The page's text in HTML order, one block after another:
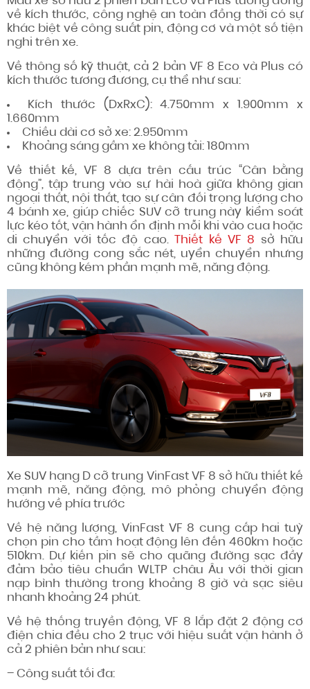
về kích thước, công nghệ an toàn đồng thời có sự
khác biệt về công suất pin, động cơ và một số tiện
nghi trên xe.
Về thông số kỹ thuật, cả 2 bản VF 8 Eco và Plus có
kích thước tương đương, cụ thể như sau:
Kích thước (DxRxC): 4.750mm x 1.900mm x
1.660mm
Chiều dài cơ sở xe: 2.950mm
Khoảng sáng gầm xe không tải: 180mm
Về thiết kế, VF 8 dựa trên cấu trúc “Cân bằng
động”, tập trung vào sự hài hoà giữa không gian
ngoại thất, nội thất, tạo sự cân đối trọng lượng cho
4 bánh xe, giúp chiếc SUV cỡ trung này kiểm soát
lực kéo tốt, vận hành ổn định mỗi khi vào cua hoặc
di chuyển với tốc độ cao.
Thiết kế VF 8 sở hữu
những đường cong sắc nét, uyển chuyển nhưng
cũng không kém phần mạnh mẽ, năng động.
Xe SUV hạng D cỡ trung VinFast VF 8 sở hữu thiết kế
mạnh mẽ, năng động, mô phỏng chuyển động
hướng về phía trước
Về hệ năng lượng, VinFast VF 8 cung cấp hai tuỳ
chọn pin cho tầm hoạt động lên đến 460km hoặc
510km. Dự kiến pin sẽ cho quãng đường sạc đầy
đảm bảo tiêu chuẩn WLTP châu Âu với thời gian
nạp bình thường trong khoảng 8 giờ và sạc siêu
nhanh khoảng 24 phút.
Về hệ thống truyền động, VF 8 lắp đặt 2 động cơ
điện chia đều cho 2 trục với hiệu suất vận hành ở
cả 2 phiên bản như sau:
– Công suất tối đa: